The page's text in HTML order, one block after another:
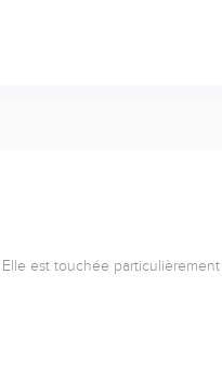
est touchée particulièrement